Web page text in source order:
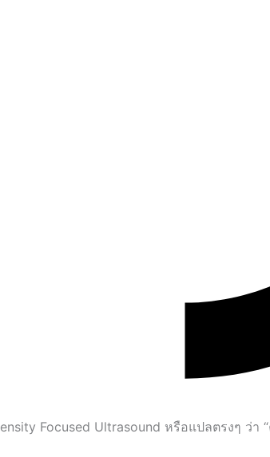
Focused Ultrasound หรือแปลตรงๆ ว่า